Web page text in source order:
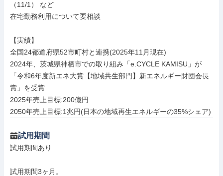
（11/1） など
在宅勤務利用について要相談
【実績】
全国24都道府県52市町村と連携(2025年11月現在)
2024年、茨城県神栖市での取り組み「e.CYCLE KAMISU」が
「令和6年度新エネ大賞【地域共生部門】新エネルギー財団会長
賞」を受賞
2025年売上目標:200億円
2050年売上目標:1兆円(日本の地域再生エネルギーの35%シェア)
試用期間
試用期間あり
試用期間3ヶ月。